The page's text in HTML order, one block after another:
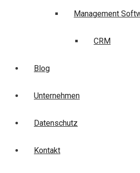
Management
CRM
Blog
Unternehmen
Datenschutz
Kontakt